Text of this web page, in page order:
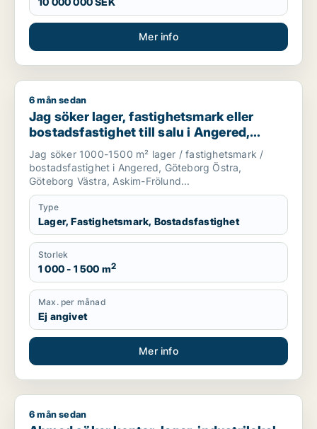
Mer info
Jag söker lager, fastighetsmark eller bostadsfastighet till
6 mån sedan
Jag söker lager, fastighetsmark eller
bostadsfastighet till salu i Angered,
Göteborg eller Askim-Frölunda-Högsbo
Jag söker 1000-1500 m² lager / fastighetsmark /
bostadsfastighet i Angered, Göteborg Östra,
Göteborg Västra, Askim-Frölund...
Type
Lager, Fastighetsmark, Bostadsfastighet
Storlek
1 000 - 1 500 m2
Max. per månad
Ej angivet
Mer info
Ahmed söker kontor, lager, industrilokal, butik, klinik,
6 mån sedan